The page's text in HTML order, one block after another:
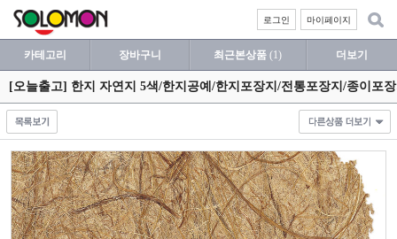
마이페이지
로그인
카테고리 장바구니 최근본상품 (1) 더보기
[오늘출고] 한지 자연지 5색/한지공예/한지포장지/전통포장지/종이포